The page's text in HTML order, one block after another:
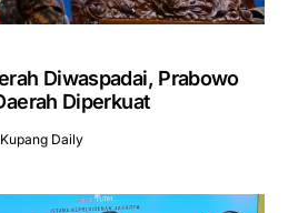
Diwaspadai, Prabowo
Diperkuat
Daily